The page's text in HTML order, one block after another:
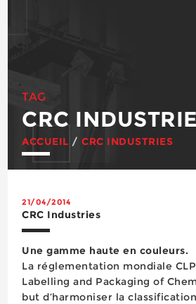
TAG
CRC
ACCUEIL /CRC INDUSTRIES
21/04/2014
CRC Industries
Une gamme haute en couleurs.
La réglementation mondiale
Labelling and Packaging of
but d’harmoniser la